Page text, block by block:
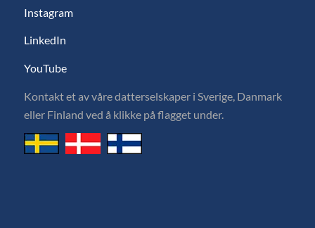
Instagram
LinkedIn
YouTube
Kontakt et av våre datterselskaper i Sverige, Danmark
eller Finland ved å klikke på flagget under.